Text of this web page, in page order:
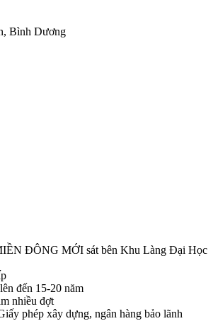
Bình Dương
ĐÔNG MỚI sát bên Khu Làng Đại Học
đến 15-20 năm
nhiều đợt
phép xây dựng, ngân hàng bảo lãnh